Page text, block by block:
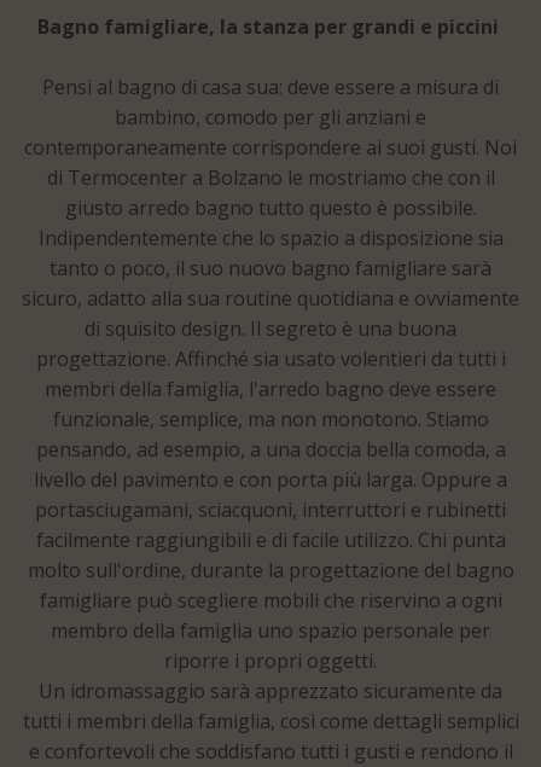
Bagno famigliare, la stanza per grandi e piccini
Pensi al bagno di casa sua: deve essere a misura di
bambino, comodo per gli anziani e
contemporaneamente corrispondere ai suoi gusti. Noi
di Termocenter a Bolzano le mostriamo che con il
giusto arredo bagno tutto questo è possibile.
Indipendentemente che lo spazio a disposizione sia
tanto o poco, il suo nuovo bagno famigliare sarà
sicuro, adatto alla sua routine quotidiana e ovviamente
di squisito design. Il segreto è una buona
progettazione. Affinché sia usato volentieri da tutti i
membri della famiglia, l'arredo bagno deve essere
funzionale, semplice, ma non monotono. Stiamo
pensando, ad esempio, a una doccia bella comoda, a
livello del pavimento e con porta più larga. Oppure a
portasciugamani, sciacquoni, interruttori e rubinetti
facilmente raggiungibili e di facile utilizzo. Chi punta
molto sull'ordine, durante la progettazione del bagno
famigliare può scegliere mobili che riservino a ogni
membro della famiglia uno spazio personale per
riporre i propri oggetti.
Un idromassaggio sarà apprezzato sicuramente da
tutti i membri della famiglia, così come dettagli semplici
e confortevoli che soddisfano tutti i gusti e rendono il